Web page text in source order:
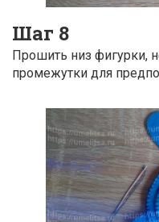
Шаг 8
Прошить низ фигурки,
промежутки для